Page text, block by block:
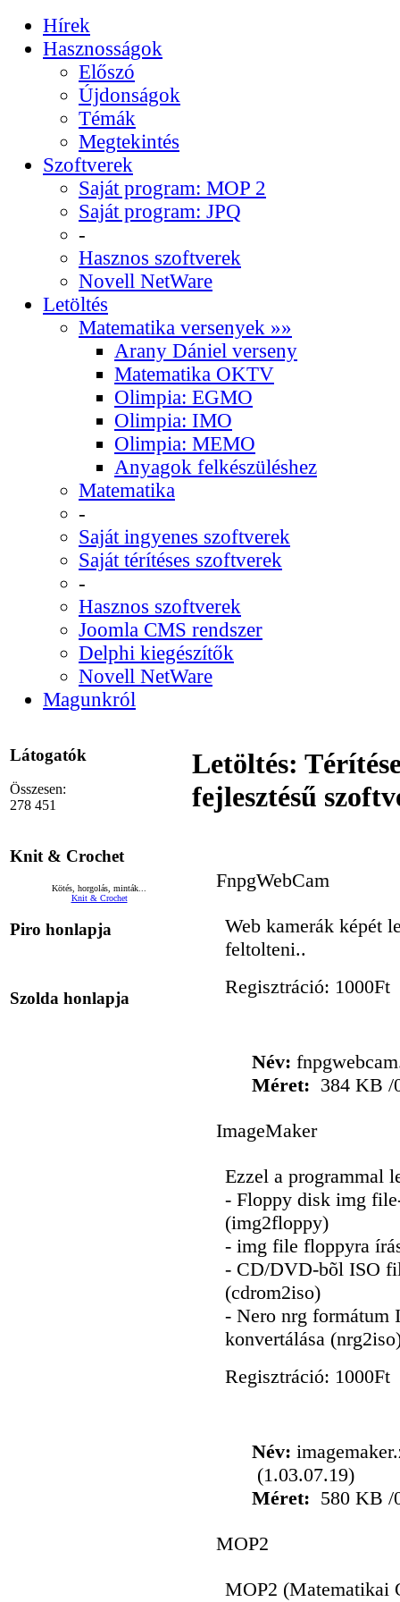
Hírek
Hasznosságok
Előszó
Újdonságok
Témák
Megtekintés
Szoftverek
Saját program: MOP 2
Saját program: JPQ
-
Hasznos szoftverek
Novell NetWare
Letöltés
Matematika versenyek »»
Arany Dániel verseny
Matematika OKTV
Olimpia: EGMO
Olimpia: IMO
Olimpia: MEMO
Anyagok felkészüléshez
Matematika
-
Saját ingyenes szoftverek
Saját térítéses szoftverek
-
Hasznos szoftverek
Joomla CMS rendszer
Delphi kiegészítők
Novell NetWare
Magunkról
Látogatók
Összesen:
278 451
Knit & Crochet
Kötés, horgolás, minták...
Knit & Crochet
Piro honlapja
Szolda honlapja
Letöltés:
fejlesztésű
FnpgWebCam
Web kamerák képét
feltolteni..
Regisztráció: 1000Ft
Név:
(1.02)
Ezzel a programmal
- Floppy disk img
(img2floppy)
- img file floppyra
- CD/DVD-bõl ISO
(cdrom2iso)
- Nero nrg formátum
Név:
(1.03.07.19)